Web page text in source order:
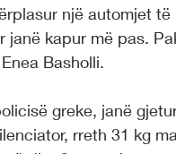
një automjet
janë kapur më pas.
Basholli.
greke, janë
rreth 31 kg